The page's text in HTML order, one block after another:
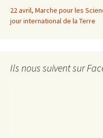
22 avril, Marche pour les
jour international de la Terre
Ils nous suivent sur